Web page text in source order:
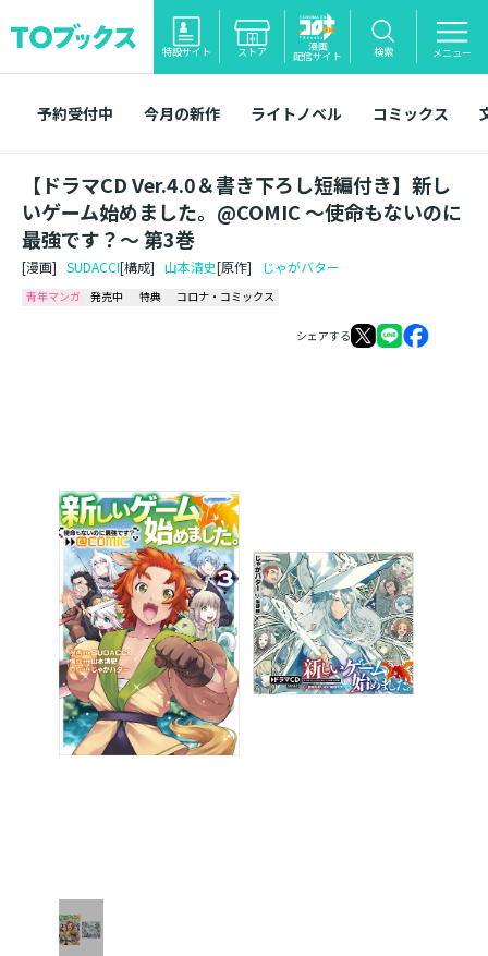
特設サイト ストア 漫画
配信サイト 検索 メニュー
予約受付中 今月の新作 ライトノベル コミックス
【ドラマCD Ver.4.0＆書き下ろし短編付き】新し
いゲーム始めました。@COMIC ～使命もないのに
最強です？～ 第3巻
[漫画] SUDACCI[構成] 山本清史[原作] じゃがバター
青年マンガ 発売中 特典 コロナ・コミックス
シェアする